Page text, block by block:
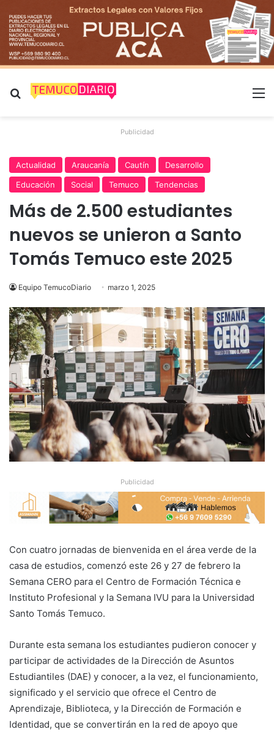
Buscar por
Publicidad
Actualidad Araucanía Cautín
Desarrollo
Educación
Social Temuco Tendencias
Más de 2.500 estudiantes
nuevos se unieron a Santo
Tomás Temuco este 2025
Equipo TemucoDiario marzo 1, 2025
Publicidad
Con cuatro jornadas de bienvenida en el área verde de la
casa de estudios, comenzó este 26 y 27 de febrero la
Semana CERO para el Centro de Formación Técnica e
Instituto Profesional y la Semana IVU para la Universidad
Santo Tomás Temuco.
Durante esta semana los estudiantes pudieron conocer y
participar de actividades de la Dirección de Asuntos
Estudiantiles (DAE) y conocer, a la vez, el funcionamiento,
significado y el servicio que ofrece el Centro de
Aprendizaje, Biblioteca, y la Dirección de Formación e
Identidad, que se convertirán en la red de apoyo que